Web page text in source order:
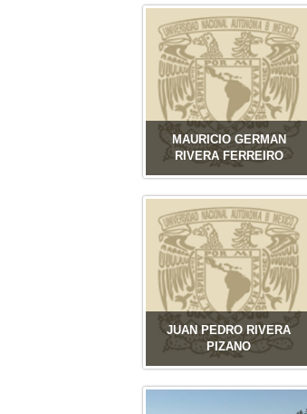
MAURICIO GERMAN
RIVERA FERREIRO
JUAN PEDRO RIVERA
PIZANO